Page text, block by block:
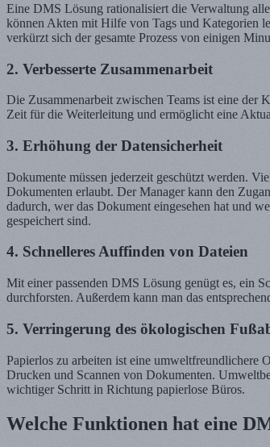
Eine DMS Lösung rationalisiert die Verwaltung
können Akten mit Hilfe von Tags und Kategorien
verkürzt sich der gesamte Prozess von einigen
2. Verbesserte Zusammenarbeit
Die Zusammenarbeit zwischen Teams ist eine
Zeit für die Weiterleitung und ermöglicht eine
3. Erhöhung der Datensicherheit
Dokumente müssen jederzeit geschützt werden.
Dokumenten erlaubt. Der Manager kann den
dadurch, wer das Dokument eingesehen hat und
gespeichert sind.
4. Schnelleres Auffinden von Dateien
Mit einer passenden DMS Lösung genügt es, ein
durchforsten. Außerdem kann man das
5. Verringerung des ökologischen
Papierlos zu arbeiten ist eine
Drucken und Scannen von Dokumenten.
wichtiger Schritt in Richtung papierlose Büros.
Welche Funktionen hat eine